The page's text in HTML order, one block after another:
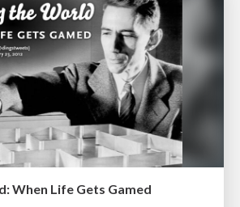
When Life Gets Gamed